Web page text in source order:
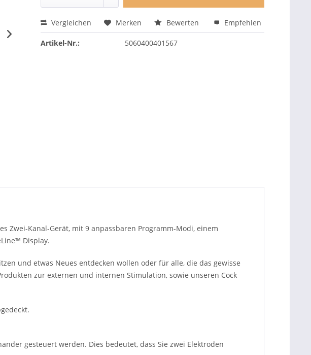
Vergleichen Merken Bewerten Empfehlen
Artikel-Nr.: 5060400401567
Zwei-Kanal-Gerät, mit 9 anpassbaren Programm-Modi, einem
Display.
und etwas Neues entdecken wollen oder für alle, die das gewisse
zur externen und internen Stimulation, sowie unseren Cock
gesteuert werden. Dies bedeutet, dass Sie zwei Elektroden